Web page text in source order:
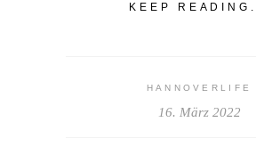
KEEP
HANNOVERLIFE
16. März 2022